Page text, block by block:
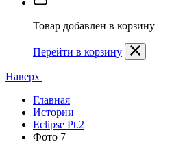
Товар добавлен в корзину
Перейти в корзину
Наверх
Главная
Истории
Eclipse Pt.2
Фото 7